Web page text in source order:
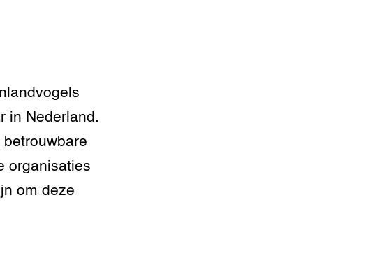
in Nederland.
organisaties
om deze